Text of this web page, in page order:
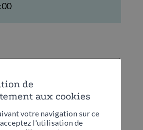
de
aux cookies
votre navigation sur ce
l'utilisation de